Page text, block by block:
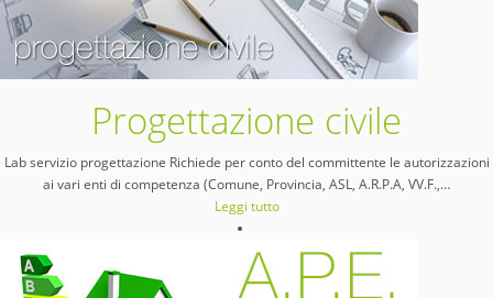
Progettazione civile
Lab servizio progettazione Richiede per conto del committente le autorizzazioni
ai vari enti di competenza (Comune, Provincia, ASL, A.R.P.A, VV.F.,…
Leggi tutto